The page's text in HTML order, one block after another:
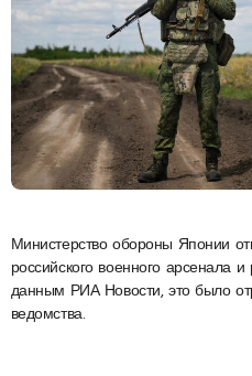
Министерство обороны Японии отметило модернизацию
российского военного арсенала
данным РИА Новости, это было
ведомства.